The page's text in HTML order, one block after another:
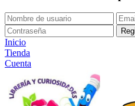
Inicio
Tienda
Cuenta